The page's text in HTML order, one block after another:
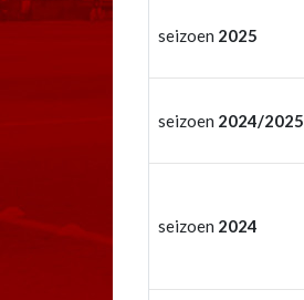
seizoen 2025
seizoen 2024/2025
seizoen 2024